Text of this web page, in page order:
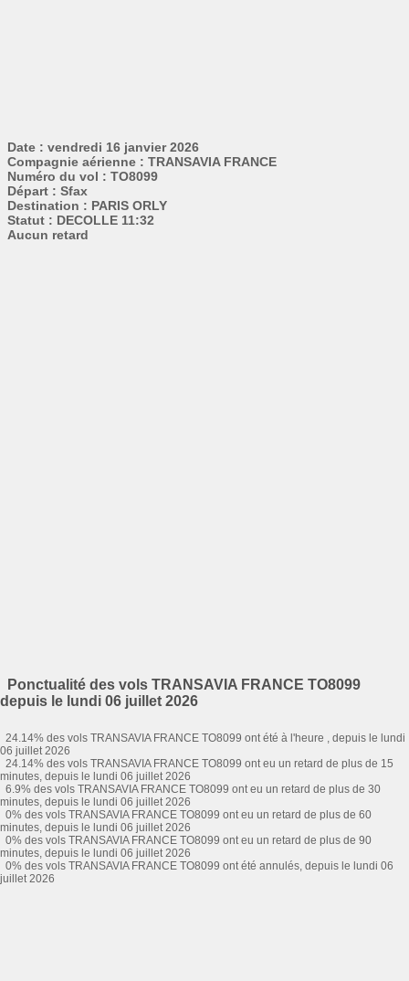
Date : vendredi 16 janvier 2026
Compagnie aérienne : TRANSAVIA FRANCE
Numéro du vol : TO8099
Départ : Sfax
Destination : PARIS ORLY
Statut : DECOLLE 11:32
Aucun retard
Ponctualité des vols TRANSAVIA FRANCE TO8099
depuis le lundi 06 juillet 2026
24.14% des vols TRANSAVIA FRANCE TO8099 ont été à l'heure , depuis le lundi
06 juillet 2026
24.14% des vols TRANSAVIA FRANCE TO8099 ont eu un retard de plus de 15
minutes, depuis le lundi 06 juillet 2026
6.9% des vols TRANSAVIA FRANCE TO8099 ont eu un retard de plus de 30
minutes, depuis le lundi 06 juillet 2026
0% des vols TRANSAVIA FRANCE TO8099 ont eu un retard de plus de 60
minutes, depuis le lundi 06 juillet 2026
0% des vols TRANSAVIA FRANCE TO8099 ont eu un retard de plus de 90
minutes, depuis le lundi 06 juillet 2026
0% des vols TRANSAVIA FRANCE TO8099 ont été annulés, depuis le lundi 06
juillet 2026